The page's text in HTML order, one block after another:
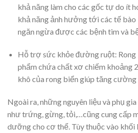
khả năng làm cho các gốc tự do ít
khả năng ảnh hưởng tới các tế
ngăn ngừa được các bệnh tim và
Hỗ trợ sức khỏe đường ruột:
phẩm chứa chất xơ chiếm khoảng
khô của rong biển giúp tăng
Ngoài ra, những nguyên liệu và phụ
như trứng, gừng, tỏi,…cũng cung cấp
dưỡng cho cơ thể. Tùy thuộc vào khối